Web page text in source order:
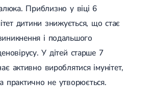
недостатність (хвороба Аддісона)
Ударно-хвильова терапія
Магнітотерапія
Реабілітація після перелому
Приблизно у віці 6
дитини знижується, що стає
і подальшого
У дітей старше 7
активно вироблятися імунітет,
практично не утворюється.